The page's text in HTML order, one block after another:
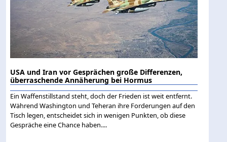
USA und Iran vor Gesprächen große Differenzen,
überraschende Annäherung bei Hormus
Ein Waffenstillstand steht, doch der Frieden ist weit entfernt.
Während Washington und Teheran ihre Forderungen auf den
Tisch legen, entscheidet sich in wenigen Punkten, ob diese
Gespräche eine Chance haben....